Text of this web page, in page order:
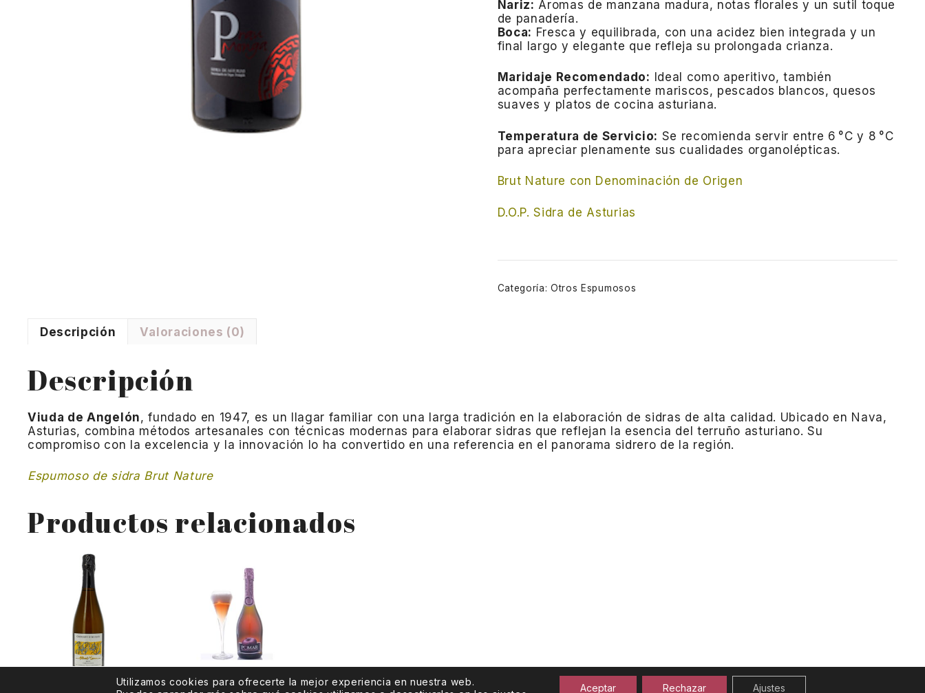
Nariz: Aromas de manzana madura, notas florales y un sutil toque
de panadería.
Boca: Fresca y equilibrada, con una acidez bien integrada y un
final largo y elegante que refleja su prolongada crianza.
Maridaje Recomendado:
Ideal como aperitivo, también
acompaña perfectamente mariscos, pescados blancos, quesos
suaves y platos de cocina asturiana.
Temperatura de Servicio: Se recomienda servir entre 6 °C y 8 °C
para apreciar plenamente sus cualidades organolépticas.
Brut Nature con Denominación de Origen
D.O.P. Sidra de Asturias
Categoría:Otros Espumosos
Descripción Valoraciones (0)
Descripción
Viuda de Angelón, fundado en 1947, es un llagar familiar con una larga tradición en la elaboración de sidras de alta calidad. Ubicado en Nava,
Asturias, combina métodos artesanales con técnicas modernas para elaborar sidras que reflejan la esencia del terruño asturiano. Su
compromiso con la excelencia y la innovación lo ha convertido en una referencia en el panorama sidrero de la región.
Espumoso de sidra Brut Nature
Productos relacionados
Utilizamos cookies para ofrecerte la mejor experiencia en nuestra web.
Aceptar Rechazar Ajustes